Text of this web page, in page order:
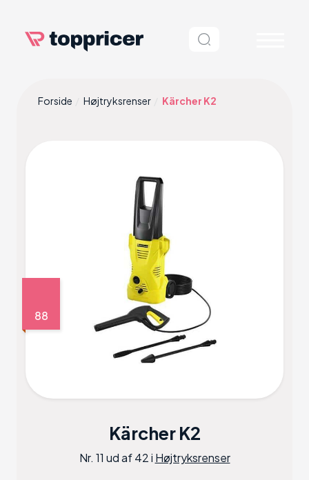
Forside Højtryksrenser Kärcher K2
88
Kärcher K2
Nr. 11 ud af 42 i Højtryksrenser